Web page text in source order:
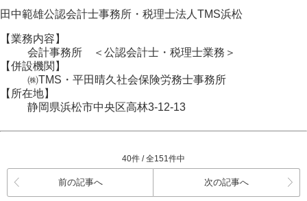
田中範雄公認会計士事務所 ・ 税理士法人TMS浜松
【業務内容】
会計事務所 ＜公認会計士・税理士業務＞
【併設機関】
㈱TMS・平田晴久社会保険労務士事務所
【所在地】
静岡県浜松市中央区高林3-12-13
40件 / 全151件中
前の記事へ 次の記事へ